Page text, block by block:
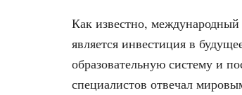
Как известно, международный
является инвестиция в
образовательную систему и
специалистов отвечал